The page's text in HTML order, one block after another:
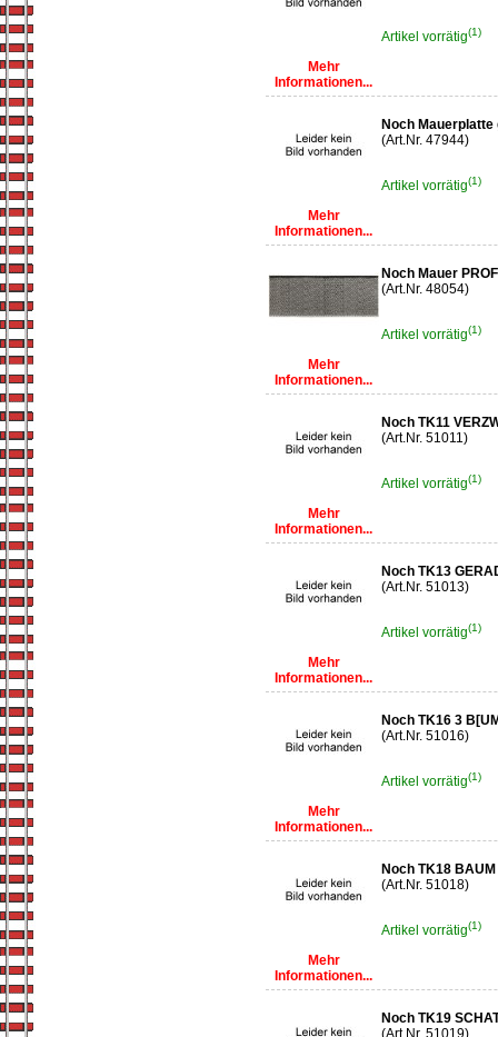
Mehr
Informationen...
Artikel vorrätig(1)
Mehr
Informationen...
Noch Mauerplatte
(Art.Nr. 47944)
Artikel vorrätig(1)
Mehr
Informationen...
Noch Mauer
(Art.Nr. 48054)
Artikel vorrätig(1)
Mehr
Informationen...
Noch TK11
(Art.Nr. 51011)
Artikel vorrätig(1)
Mehr
Informationen...
Noch TK13
(Art.Nr. 51013)
Artikel vorrätig(1)
Mehr
Informationen...
Noch TK16 3
(Art.Nr. 51016)
Artikel vorrätig(1)
Mehr
Informationen...
Noch TK18
(Art.Nr. 51018)
Artikel vorrätig(1)
Noch TK19
(Art.Nr. 51019)